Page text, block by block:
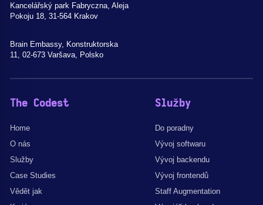
Kancelářský park Fabryczna, Aleja
Pokoju 18, 31-564 Krakov
Brain Embassy, Konstruktorska
11, 02-673 Varšava, Polsko
The Codest
Home
O nás
Služby
Case Studies
Vědět jak
Služby
Do poradny
Vývoj softwaru
Vývoj backendu
Vývoj frontendů
Staff Augmentation